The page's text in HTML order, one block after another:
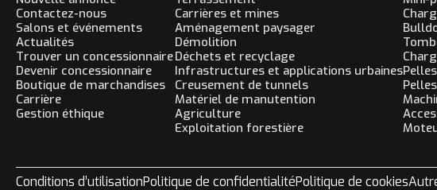
Contactez-nous
Salons et événements
Actualités
Trouver un concessionnaire
Devenir concessionnaire
Boutique de marchandises
Carrière
Gestion éthique
Carrières et mines
Aménagement paysager
Démolition
Déchets et recyclage
Infrastructures et applications urbaines
Creusement de tunnels
Matériel de manutention
Agriculture
Exploitation forestière
Conditions d’utilisationPolitique de confidentialitéPolitique de cookies